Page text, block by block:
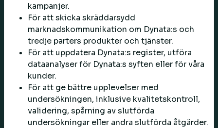
kampanjer.
För att skicka skräddarsydd
marknadskommunikation om Dynata:s och
tredje parters produkter och tjänster.
För att uppdatera Dynata:s register, utföra
dataanalyser för Dynata:s syften eller för våra
kunder.
För att ge bättre upplevelser med
undersökningen, inklusive kvalitetskontroll,
validering, spårning av slutförda
undersökningar eller andra slutförda åtgärder.